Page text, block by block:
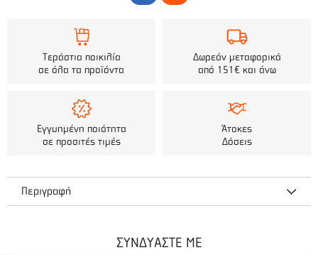
Τεράστια ποικιλία
σε όλα τα προϊόντα
Δωρεάν μεταφορικά
από 151€ και άνω
Εγγυημένη ποιότητα
σε προσιτές τιμές
Άτοκες
Δόσεις
Περιγραφή
ΣΥΝΔΥΑΣΤΕ ΜΕ